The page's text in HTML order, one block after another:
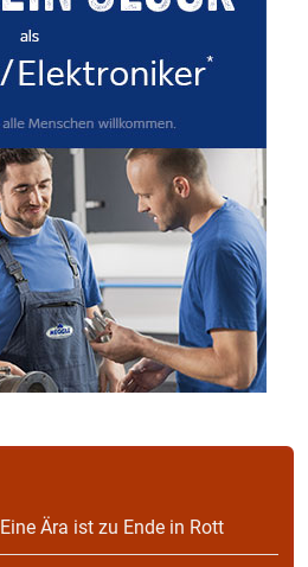
Eine Ära ist zu Ende in Rott